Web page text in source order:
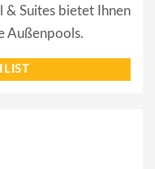
& Suites bietet Ihnen
Außenpools.